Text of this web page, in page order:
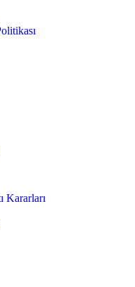
Kararları